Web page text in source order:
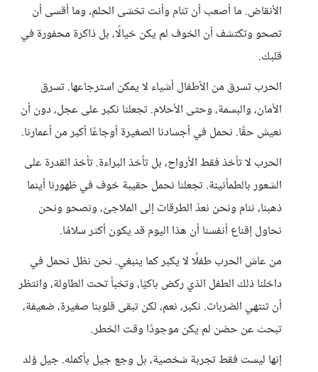
الأنقاض. ما أصعب أن تنام وأنت تخشى الحلم، وما أقسى أن
تصحو وتكتشف أن الخوف لم يكن خيالًا، بل ذاكرة محفورة في
قلبك.
الحرب تسرق من الأطفال أشياء لا يمكن استرجاعها. تسرق
الأمان، والبسمة، وحتى الأحلام. تجعلنا نكبر على عجل، دون أن
نعيش حقًا. نحمل في أجسادنا الصغيرة أوجاعًا أكبر من أعمارنا.
الحرب لا تأخذ فقط الأرواح، بل تأخذ البراءة. تأخذ القدرة على
الشعور بالطمأنينة. تجعلنا نحمل حقيبة خوف في ظهورنا أينما
ذهبنا، ننام ونحن نعدّ الطرقات إلى الملاجئ، ونصحو ونحن
نحاول إقناع أنفسنا أن هذا اليوم قد يكون أكثر سلامًا.
من عاش الحرب طفلًا لا يكبر كما ينبغي. نحن نظل نحمل في
داخلنا ذلك الطفل الذي ركض باكيًا، وتخبأ تحت الطاولة، وانتظر
أن تنتهي الضربات. نكبر، نعم، لكن تبقى قلوبنا صغيرة، ضعيفة،
تبحث عن حضن لم يكن موجودًا وقت الخطر.
إنها ليست فقط تجربة شخصية، بل وجع جيل بأكمله. جيل وُلد